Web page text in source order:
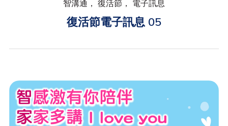
智溝通， 復活節， 電子訊息
復活節電子訊息 05